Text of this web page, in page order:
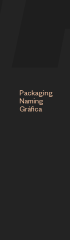
Packaging
Naming
Gráfica